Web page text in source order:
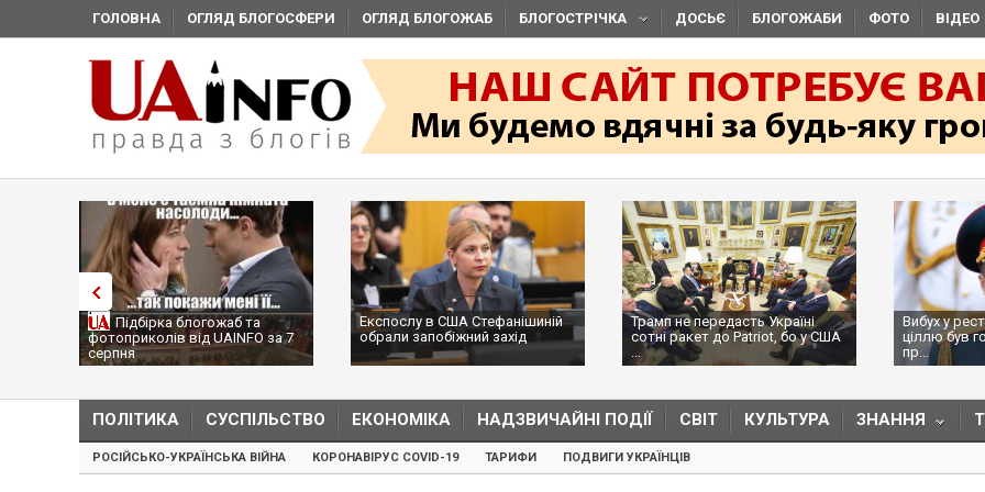
ГОЛОВНА ОГЛЯД БЛОГОСФЕРИ ОГЛЯД БЛОГОЖАБ БЛОГОСТРІЧКА ДОСЬЄ БЛОГОЖАБИ ФОТО ВІДЕО
Підбірка блогожаб та
фотоприколів від UAINFO за 7
серпня
Експослу в США Стефанішиній
обрали запобіжний захід
Трамп не передасть Україні
сотні ракет до Patriot, бо у США
...
Вибух у
ціллю був
пр...
ПОЛІТИКА СУСПІЛЬСТВО ЕКОНОМІКА НАДЗВИЧАЙНІ ПОДІЇ СВІТ КУЛЬТУРА ЗНАННЯ
РОСІЙСЬКО-УКРАЇНСЬКА ВІЙНА КОРОНАВІРУС COVID-19 ТАРИФИ ПОДВИГИ УКРАЇНЦІВ